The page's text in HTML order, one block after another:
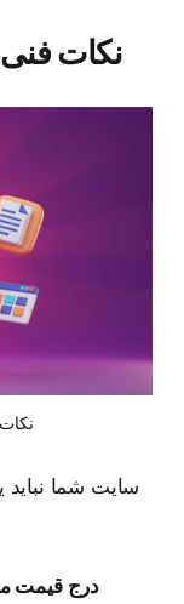
نکات
سایت شما
درج قیمت